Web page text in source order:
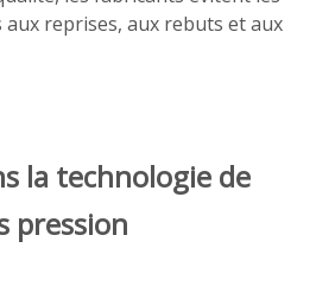
aux reprises, aux rebuts et aux
la technologie de
pression